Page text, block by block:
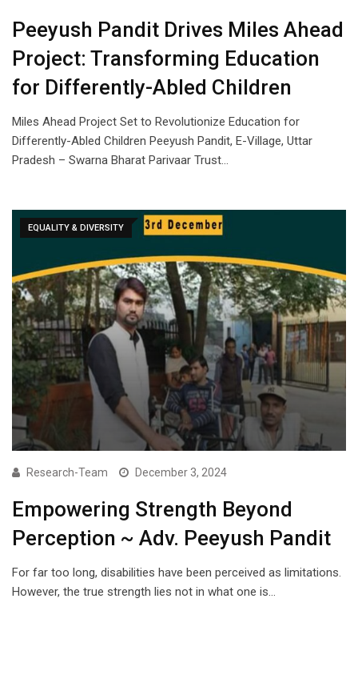
Peeyush Pandit Drives Miles Ahead
Project: Transforming Education
for Differently-Abled Children
Miles Ahead Project Set to Revolutionize Education for
Differently-Abled Children Peeyush Pandit, E-Village, Uttar
Pradesh – Swarna Bharat Parivaar Trust…
EQUALITY & DIVERSITY
Research-Team December 3, 2024
Empowering Strength Beyond
Perception ~ Adv. Peeyush Pandit
For far too long, disabilities have been perceived as limitations.
However, the true strength lies not in what one is…